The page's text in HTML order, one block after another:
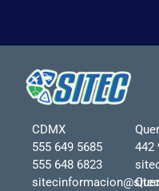
CDMX
555 649 5685
555 648 6823
442